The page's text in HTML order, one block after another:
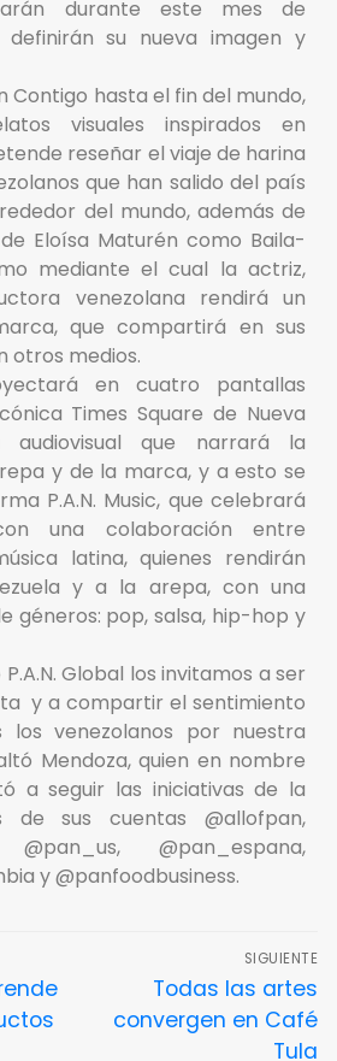
durante este mes de
su nueva imagen y
Contigo hasta el fin del mundo,
visuales inspirados en
reseñar el viaje de harina
que han salido del país
del mundo, además de
Eloísa Maturén como Baila-
mediante el cual la actriz,
venezolana rendirá un
que compartirá en sus
otros medios.
en cuatro pantallas
Times Square de Nueva
audiovisual que narrará la
y de la marca, y a esto se
P.A.N. Music, que celebrará
una colaboración entre
latina, quienes rendirán
y a la arepa, con una
géneros: pop, salsa, hip-hop y
Global los invitamos a ser
y a compartir el sentimiento
venezolanos por nuestra
Mendoza, quien en nombre
a seguir las iniciativas de la
sus cuentas @allofpan,
@pan_us, @pan_espana,
y @panfoodbusiness.
SIGUIENTE
Todas las artes
convergen en Café
Tula